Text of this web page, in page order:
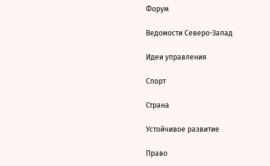
Форум
Ведомости Северо-Запад
Идеи управления
Спорт
Страна
Устойчивое развитие
Право